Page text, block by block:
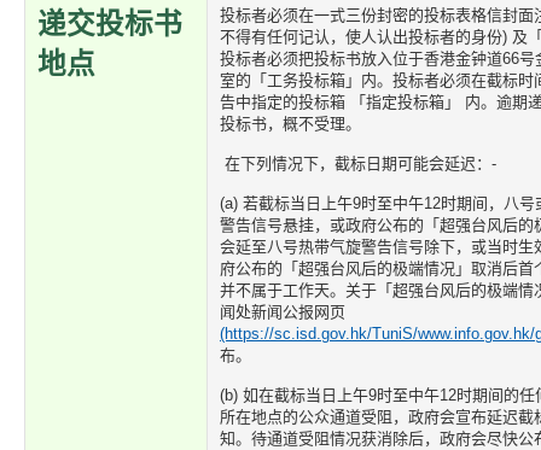
递交投标书
地点
投标者必须在一式三份封密的投标表格信封
不得有任何记认，使人认出投标者的身份) 及
投标者必须把投标书放入位于香港金钟道66
室的「工务投标箱」内。投标者必须在截标
告中指定的投标箱 「指定投标箱」 内。逾期
投标书，概不受理。
在下列情况下，截标日期可能会延迟：-
(a) 若截标当日上午9时至中午12时期间，八
警告信号悬挂，或政府公布的「超强台风后的
会延至八号热带气旋警告信号除下，或当时生
府公布的「超强台风后的极端情况」取消后
并不属于工作天。关于「超强台风后的极端情
闻处新闻公报网页
(https://sc.isd.gov.hk/TuniS/www.info.gov.hk/
布。
(b) 如在截标当日上午9时至中午12时期间的
所在地点的公众通道受阻，政府会宣布延迟截
知。待通道受阻情况获消除后，政府会尽快公